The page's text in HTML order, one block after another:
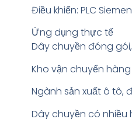
Điều khiển: PLC
Ứng dụng thực tế
Dây chuyền đóng
Kho vận chuyển
Ngành sản xuất ô tô,
Dây chuyền có